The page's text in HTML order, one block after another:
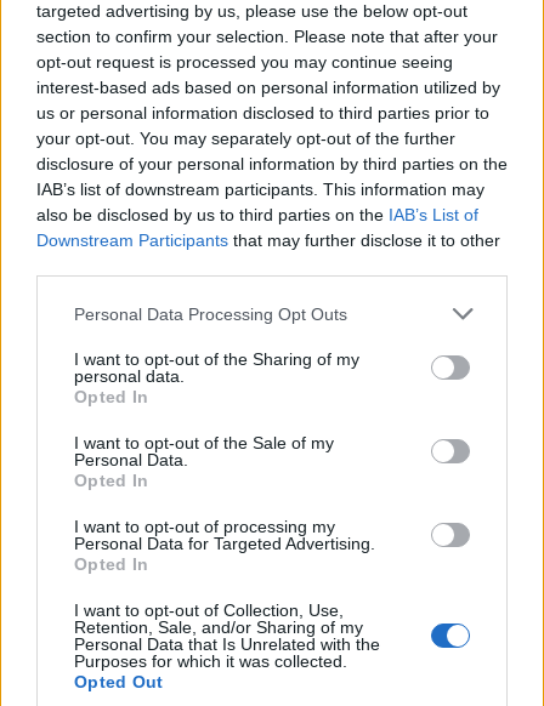
targeted advertising by us, please use the below opt-out
section to confirm your selection. Please note that after your
opt-out request is processed you may continue seeing
interest-based ads based on personal information utilized by
us or personal information disclosed to third parties prior to
your opt-out. You may separately opt-out of the further
disclosure of your personal information by third parties on the
IAB’s list of downstream participants. This information may
also be disclosed by us to third parties on the IAB’s List of
Downstream Participants that may further disclose it to other
Personal Data Processing Opt Outs
I want to opt-out of the Sharing of my
personal data.
Opted In
I want to opt-out of the Sale of my
Personal Data.
Opted In
I want to opt-out of processing my
Personal Data for Targeted Advertising.
Opted In
I want to opt-out of Collection, Use,
Retention, Sale, and/or Sharing of my
Personal Data that Is Unrelated with the
Purposes for which it was collected.
Opted Out
05/08/2026 18:04
Δυναμική και ανοδική πορεία για το Τμήμα
Ψηφιακών Συστημάτων στις Πανελλαδικές –
Δείτε γιατί
25/07/2026 09:07